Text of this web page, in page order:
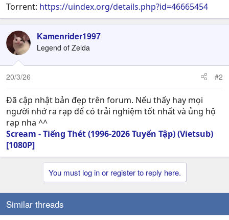
Torrent: https://uindex.org/details.php?id=46665454
Kamenrider1997
Legend of Zelda
20/3/26 #2
Đã cập nhật bản đẹp trên forum. Nếu thấy hay mọi
người nhớ ra rạp để có trải nghiệm tốt nhất và ủng hộ
rạp nha ^^
Scream - Tiếng Thét (1996-2026 Tuyển Tập) (Vietsub)
[1080P]
You must log in or register to reply here.
Similar threads